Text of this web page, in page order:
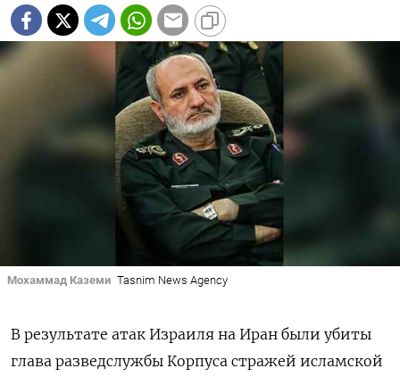
Мохаммад Каземи Tasnim News Agency
В результате атак Израиля на Иран были убиты
глава разведслужбы Корпуса стражей исламской